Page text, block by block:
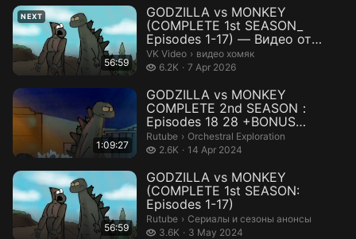
NEXT
56:59
GODZILLA vs MONKEY
(COMPLETE 1st SEASON_
Episodes 1-17) — Видео от
видео хомяк
VK Video › видео хомяк.
видео хомяк
6.2K
6.2 thousand views
7 Apr 2026
1:09:27
GODZILLA vs MONKEY
COMPLETE 2nd SEASON：
Episodes 18 28 +BONUS
SCENES на русском
Rutube › Orchestral Exploration.
Orchestral Exploration
2.6K
2.6 thousand views
14 Apr 2024
56:59
GODZILLA vs MONKEY
(COMPLETE 1st SEASON:
Episodes 1-17)
Rutube › Сериалы и сезоны анонсы.
Сериалы и сезоны анонсы
3.6K
3.6 thousand views
3 May 2024